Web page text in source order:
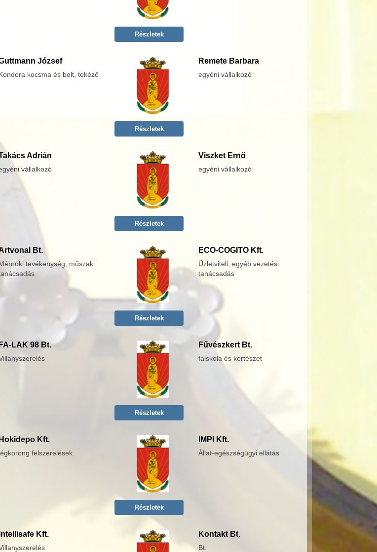
Részletek
József
kocsma és bolt, tekéző
Remete Barbara
egyéni vállalkozó
Részletek
Adrián
vállalkozó
Viszket Ernő
egyéni vállalkozó
Részletek
Bt.
tevékenység, műszaki
ECO-COGITO Kft.
Üzletviteli, egyéb vezetési
tanácsadás
Részletek
FA-LAK 98 Bt. Fűvészkert Bt.
faiskola és kertészet
Részletek
Hokidepo Kft.
felszerelések
IMPI Kft.
Állat-egészségügyi ellátás
Részletek
Intellisafe Kft. Kontakt Bt.
Bt.